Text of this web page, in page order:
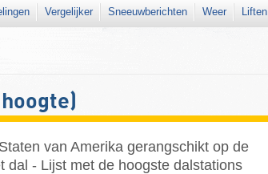
Vergelijker Sneeuwberichten Weer Liften
van Amerika gerangschikt op de
dal - Lijst met de hoogste dalstations